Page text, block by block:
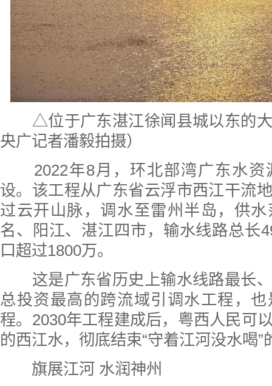
△位于广东湛江徐闻县城以东的大
央广记者潘毅拍摄）
2022年8月，环北部湾广东水资
设。该工程从广东省云浮市西江干流
过云开山脉，调水至雷州半岛，供
名、阳江、湛江四市，输水线路总长
口超过1800万。
这是广东省历史上输水线路最长、
总投资最高的跨流域引调水工程，
程。2030年工程建成后，粤西人民可
的西江水，彻底结束“守着江河没水喝”
旗展江河 水润神州